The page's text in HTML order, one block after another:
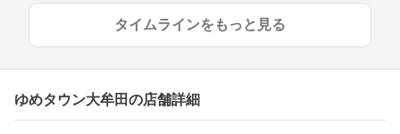
タイムラインをもっと見る
ゆめタウン大牟田の店舗詳細